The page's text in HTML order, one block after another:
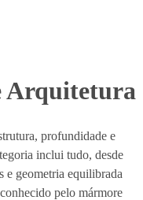
Arquitetura
profundidade e
inclui tudo, desde
e geometria equilibrada
pelo mármore